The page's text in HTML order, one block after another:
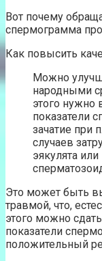
Вот почему
спермограмма
Как повысить
Можно
народными
этого нужно
показатели
зачатие при
случаев
эякулята
Это может быть
травмой, что,
этого можно
показатели
положительный